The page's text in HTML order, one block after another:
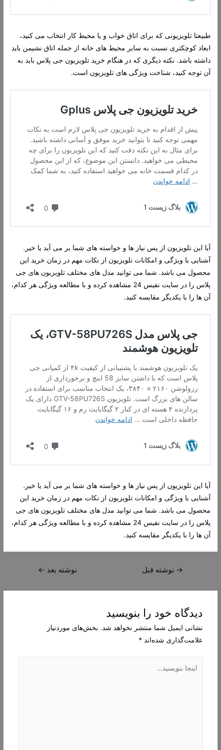
طبیعتا تلویزیونی که برای اتاق خواب و یا محیط کار انتخاب می کنید،
ابعاد کوچکتری نسبت به سایر محیط های خانه از جمله اتاق نشیمن باید
داشته باشد. نکته دیگری که در هنگام خرید تلویزیون جی پلاس باید به
آن توجه کنید، شناخت ویژگی های تلویزیون است.
آیا این تلویزیون از پس نیاز ها و خواسته های شما بر می آید یا خیر.
آشنایی با ویژگی و امکانات تلویزیون از نکات مهم در زمان خرید این
محصول می باشد. شما می توانید مدل های مختلفتلویزیون های جی
پلاس
را در سایت نفیس 24 مشاهده کرده و با مطالعه ویژگی هر کدام،
آن ها را با یکدیگر مقایسه کنید.
آیا این تلویزیون از پس نیاز ها و خواسته های شما بر می آید یا خیر.
آشنایی با ویژگی و امکانات تلویزیون از نکات مهم در زمان خرید این
محصول می باشد. شما می توانید مدل های مختلفتلویزیون های جی
پلاس
را در سایت نفیس 24 مشاهده کرده و با مطالعه ویژگی هر کدام،
آن ها را با یکدیگر مقایسه کنید.
راهبری
→نوشته قبل نوشته بعد←
دیدگاه‌ خود را بنویسید
نشانی ایمیل شما منتشر نخواهد شد. بخش‌های موردنیاز
علامت‌گذاری شده‌اند*